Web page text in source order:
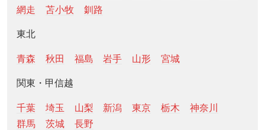
網走
苫小牧 釧路
東北
青森 秋田 福島 岩手 山形 宮城
関東・甲信越
千葉 埼玉 山梨 新潟 東京 栃木
神奈川
群馬
茨城 長野